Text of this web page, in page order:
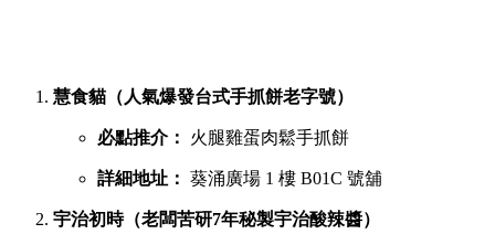
慧食貓（人氣爆發台式手抓餅老字號）
必點推介： 火腿雞蛋肉鬆手抓餅
詳細地址： 葵涌廣場 1 樓 B01C 號舖
宇治初時（老闆苦研7年秘製宇治酸辣醬）